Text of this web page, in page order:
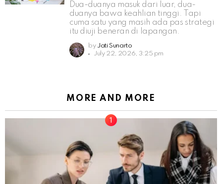
Dua-duanya masuk dari luar, dua-
duanya bawa keahlian tinggi. Tapi
cuma satu yang masih ada pas strategi
itu diuji beneran di lapangan.
by Jati Sunarto
July 22, 2026, 3:25 pm
MORE AND MORE